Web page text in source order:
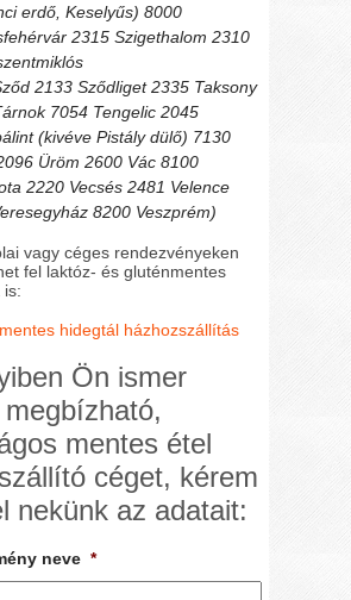
erdő, Keselyűs) 8000
2315 Szigethalom 2310
2133 Sződliget 2335 Taksony
7054 Tengelic 2045
(kivéve Pistály dülő) 7130
Üröm 2600 Vác 8100
2220 Vecsés 2481 Velence
8200 Veszprém)
vagy céges rendezvényeken
fel laktóz- és gluténmentes
is:
hidegtál házhozszállítás
Ön ismer
mentes étel
céget, kérem
nekünk az adatait:
neve *